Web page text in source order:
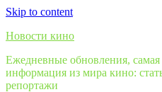
Skip to content
Новости кино
Ежедневные обновления, самая
информация из мира кино:
репортажи